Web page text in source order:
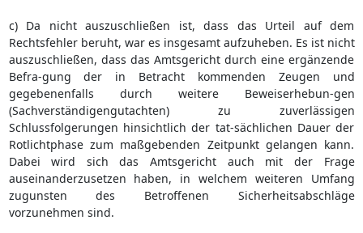
c) Da nicht auszuschließen ist, dass das Urteil auf dem
Rechtsfehler beruht, war es insgesamt aufzuheben. Es ist nicht
auszuschließen, dass das Amtsgericht durch eine ergänzende
Befra-gung der in Betracht kommenden Zeugen und
gegebenenfalls durch weitere Beweiserhebun-gen
(Sachverständigengutachten) zu zuverlässigen
Schlussfolgerungen hinsichtlich der tat-sächlichen Dauer der
Rotlichtphase zum maßgebenden Zeitpunkt gelangen kann.
Dabei wird sich das Amtsgericht auch mit der Frage
auseinanderzusetzen haben, in welchem weiteren Umfang
zugunsten des Betroffenen Sicherheitsabschläge
vorzunehmen sind.